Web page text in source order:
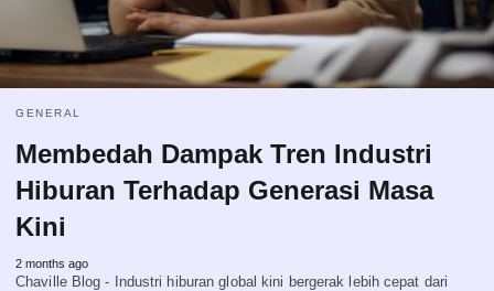
GENERAL
Membedah Dampak Tren Industri
Hiburan Terhadap Generasi Masa
Kini
2 months ago
Chaville Blog - Industri hiburan global kini bergerak lebih cepat dari